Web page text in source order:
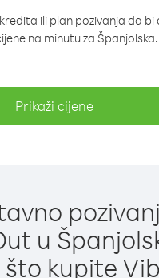
ili plan pozivanja da bi
na minutu za Španjolska.
Prikaži cijene
u
što kupite